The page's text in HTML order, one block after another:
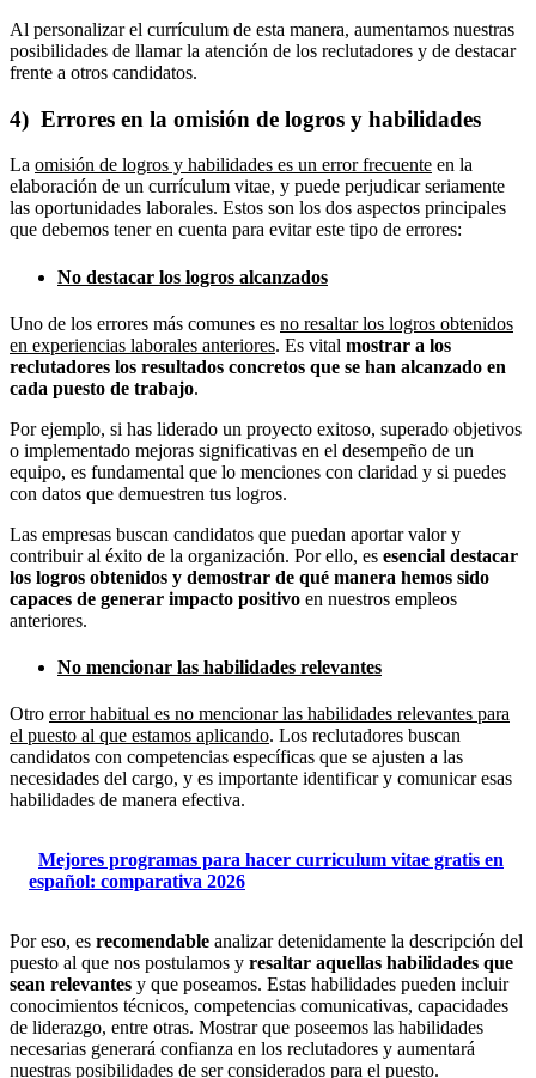
Al personalizar el currículum de esta manera, aumentamos nuestras
posibilidades de llamar la atención de los reclutadores y de destacar
frente a otros candidatos.
4) Errores en la omisión de logros y habilidades
La omisión de logros y habilidades es un error frecuente en la
elaboración de un currículum vitae, y puede perjudicar seriamente
las oportunidades laborales. Estos son los dos aspectos principales
que debemos tener en cuenta para evitar este tipo de errores:
No destacar los logros alcanzados
Uno de los errores más comunes es no resaltar los logros obtenidos
en experiencias laborales anteriores. Es vital mostrar a los
reclutadores los resultados concretos que se han alcanzado en
cada puesto de trabajo.
Por ejemplo, si has liderado un proyecto exitoso, superado objetivos
o implementado mejoras significativas en el desempeño de un
equipo, es fundamental que lo menciones con claridad y si puedes
con datos que demuestren tus logros.
Las empresas buscan candidatos que puedan aportar valor y
contribuir al éxito de la organización. Por ello, es esencial destacar
los logros obtenidos y demostrar de qué manera hemos sido
capaces de generar impacto positivo en nuestros empleos
anteriores.
No mencionar las habilidades relevantes
Otro error habitual es no mencionar las habilidades relevantes para
el puesto al que estamos aplicando. Los reclutadores buscan
candidatos con competencias específicas que se ajusten a las
necesidades del cargo, y es importante identificar y comunicar esas
habilidades de manera efectiva.
Mejores programas para hacer curriculum vitae gratis en
español: comparativa 2026
Por eso, es recomendable analizar detenidamente la descripción del
puesto al que nos postulamos y resaltar aquellas habilidades que
sean relevantes y que poseamos. Estas habilidades pueden incluir
conocimientos técnicos, competencias comunicativas, capacidades
de liderazgo, entre otras. Mostrar que poseemos las habilidades
necesarias generará confianza en los reclutadores y aumentará
nuestras posibilidades de ser considerados para el puesto.